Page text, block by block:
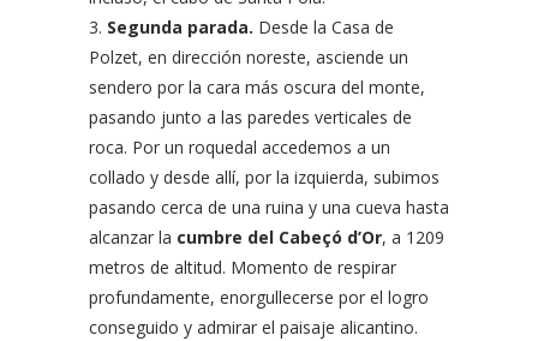
Segunda parada. Desde la Casa de
Polzet, en dirección noreste, asciende un
sendero por la cara más oscura del monte,
pasando junto a las paredes verticales de
roca. Por un roquedal accedemos a un
collado y desde allí, por la izquierda, subimos
pasando cerca de una ruina y una cueva hasta
alcanzar la cumbre del Cabeçó d’Or, a 1209
metros de altitud. Momento de respirar
profundamente, enorgullecerse por el logro
conseguido y admirar el paisaje alicantino.